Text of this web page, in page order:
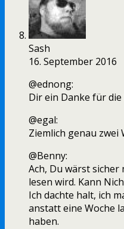
Sash
16. September 2016
@ednong:
Dir ein Danke für
@egal:
Ziemlich genau zwei
@Benny:
Ach, Du wärst
lesen wird. Kann
Ich dachte halt, ich
anstatt eine Woche
haben.